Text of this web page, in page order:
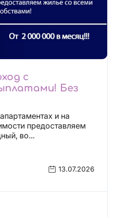
с
Без
и на
во...
13.07.2026